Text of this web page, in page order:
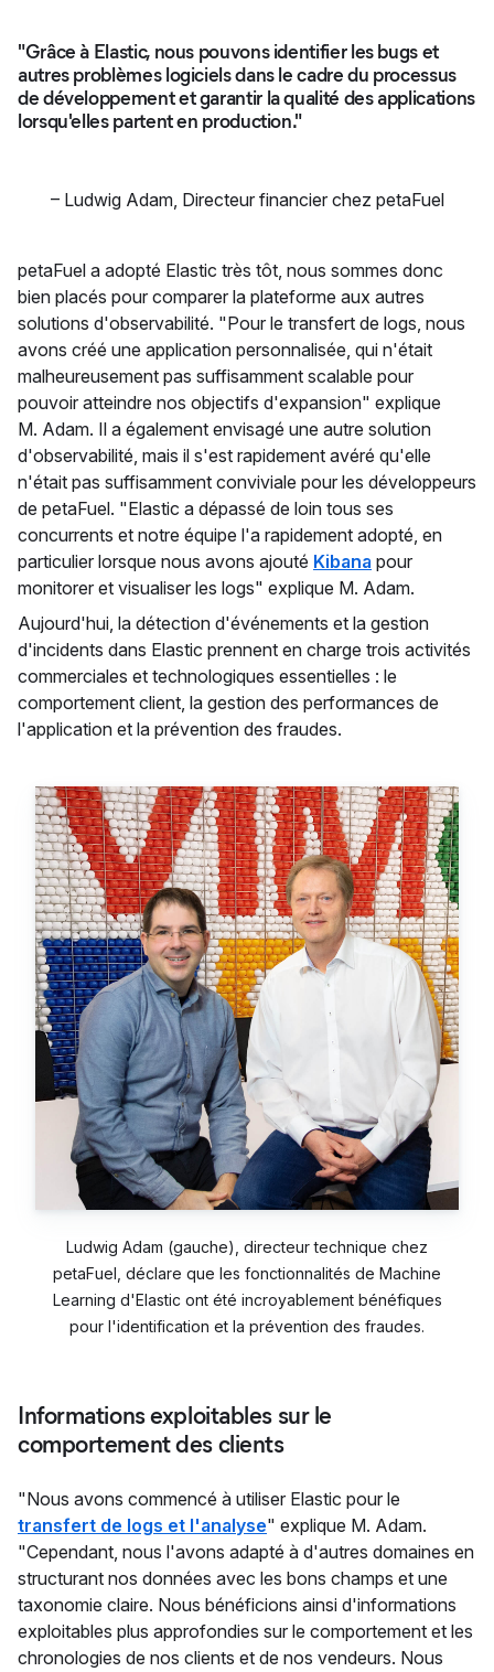
"Grâce à Elastic, nous pouvons identifier les bugs et
autres problèmes logiciels dans le cadre du processus
de développement et garantir la qualité des applications
lorsqu'elles partent en production."
– Ludwig Adam, Directeur financier chez petaFuel
petaFuel a adopté Elastic très tôt, nous sommes donc
bien placés pour comparer la plateforme aux autres
solutions d'observabilité. "Pour le transfert de logs, nous
avons créé une application personnalisée, qui n'était
malheureusement pas suffisamment scalable pour
pouvoir atteindre nos objectifs d'expansion" explique
M. Adam. Il a également envisagé une autre solution
d'observabilité, mais il s'est rapidement avéré qu'elle
n'était pas suffisamment conviviale pour les développeurs
de petaFuel. "Elastic a dépassé de loin tous ses
concurrents et notre équipe l'a rapidement adopté, en
particulier lorsque nous avons ajouté Kibana pour
monitorer et visualiser les logs" explique M. Adam.
Aujourd'hui, la détection d'événements et la gestion
d'incidents dans Elastic prennent en charge trois activités
commerciales et technologiques essentielles : le
comportement client, la gestion des performances de
l'application et la prévention des fraudes.
Ludwig Adam (gauche), directeur technique chez
petaFuel, déclare que les fonctionnalités de Machine
Learning d'Elastic ont été incroyablement bénéfiques
pour l'identification et la prévention des fraudes.
Informations exploitables sur le
comportement des clients
"Nous avons commencé à utiliser Elastic pour le
transfert de logs et l'analyse" explique M. Adam.
"Cependant, nous l'avons adapté à d'autres domaines en
structurant nos données avec les bons champs et une
taxonomie claire. Nous bénéficions ainsi d'informations
exploitables plus approfondies sur le comportement et les
chronologies de nos clients et de nos vendeurs. Nous